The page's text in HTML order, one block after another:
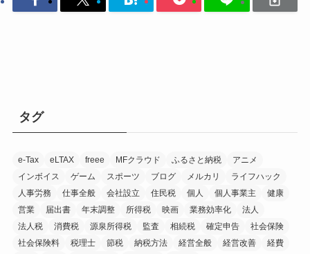
タグ
e-Tax eLTAX freee MFクラウド ふるさと納税
アニメ
インボイス
ゲーム スポーツ ブログ メルカリ
ライフハック
人事労務
仕事全般 会社設立 住民税 個人 個人事業主
健康
営業
届出書 年末調整 所得税 映画 業務効率化
法人
法人税
消費税 源泉所得税 監査 相続税 確定申告
社会保険
社会保険料
税理士 節税 納税方法 経営全般 経営改善
経費